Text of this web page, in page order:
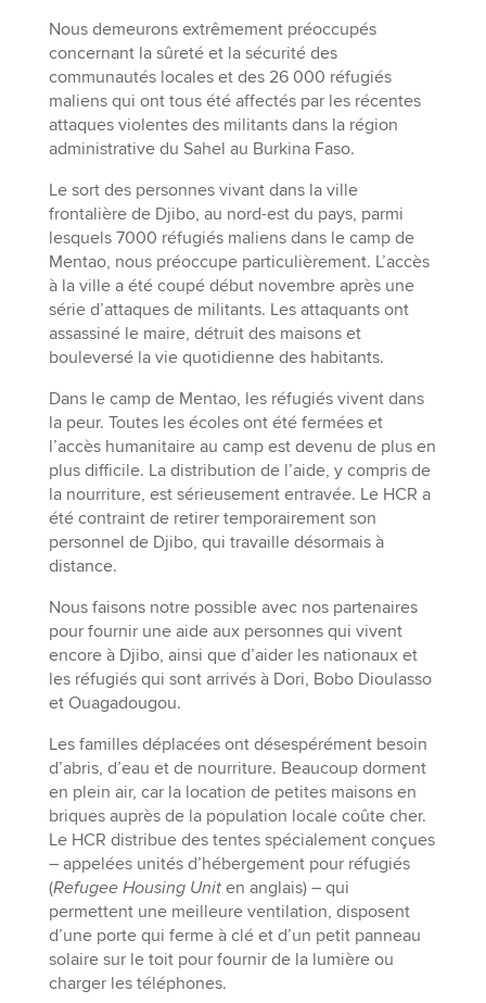
Nous demeurons extrêmement préoccupés
concernant la sûreté et la sécurité des
communautés locales et des 26 000 réfugiés
maliens qui ont tous été affectés par les récentes
attaques violentes des militants dans la région
administrative du Sahel au Burkina Faso.
Le sort des personnes vivant dans la ville
frontalière de Djibo, au nord-est du pays, parmi
lesquels 7000 réfugiés maliens dans le camp de
Mentao, nous préoccupe particulièrement. L’accès
à la ville a été coupé début novembre après une
série d’attaques de militants. Les attaquants ont
assassiné le maire, détruit des maisons et
bouleversé la vie quotidienne des habitants.
Dans le camp de Mentao, les réfugiés vivent dans
la peur. Toutes les écoles ont été fermées et
l’accès humanitaire au camp est devenu de plus en
plus difficile. La distribution de l’aide, y compris de
la nourriture, est sérieusement entravée. Le HCR a
été contraint de retirer temporairement son
personnel de Djibo, qui travaille désormais à
distance.
Nous faisons notre possible avec nos partenaires
pour fournir une aide aux personnes qui vivent
encore à Djibo, ainsi que d’aider les nationaux et
les réfugiés qui sont arrivés à Dori, Bobo Dioulasso
et Ouagadougou.
Les familles déplacées ont désespérément besoin
d’abris, d’eau et de nourriture. Beaucoup dorment
en plein air, car la location de petites maisons en
briques auprès de la population locale coûte cher.
Le HCR distribue des tentes spécialement conçues
– appelées unités d’hébergement pour réfugiés
(Refugee Housing Uniten anglais) – qui
permettent une meilleure ventilation, disposent
d’une porte qui ferme à clé et d’un petit panneau
solaire sur le toit pour fournir de la lumière ou
charger les téléphones.